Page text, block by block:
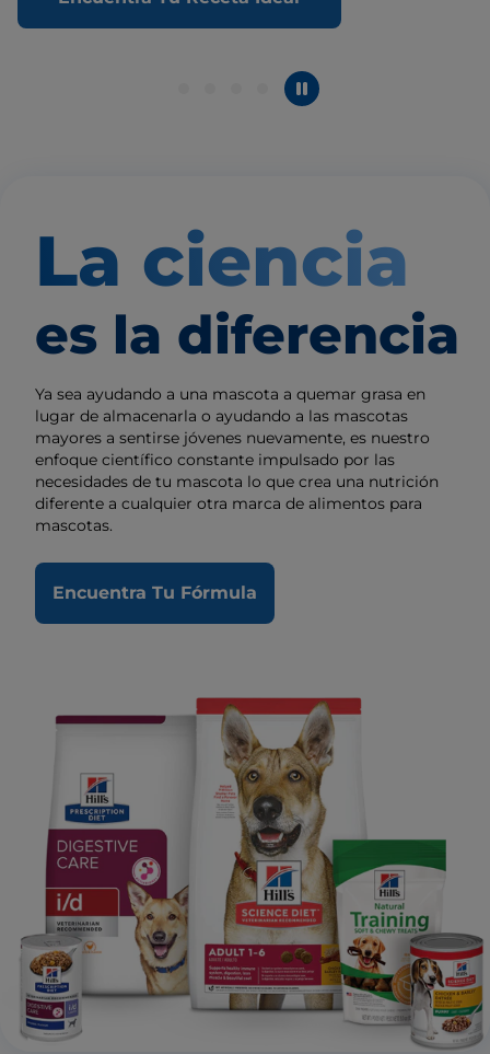
La ciencia
es la diferencia
Ya sea ayudando a una mascota a quemar grasa en
lugar de almacenarla o ayudando a las mascotas
mayores a sentirse jóvenes nuevamente, es nuestro
enfoque científico constante impulsado por las
necesidades de tu mascota lo que crea una nutrición
diferente a cualquier otra marca de alimentos para
mascotas.
Encuentra Tu Fórmula